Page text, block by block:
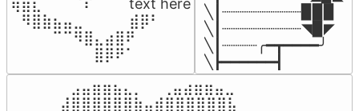
⠀⠻⣿⣷⣦⣤⣀⠀⠀⠀ ⠀⣾⡿⠃⠀
⠀⠀⠀⠀⠉⠉⠻⣿⣄⣴⣿⠟⠀⠀⠀
⠀⠀⠀⠀⠀⠀⠀⠀⣿⡿⠟⠁⠀⠀⠀
╲┃┈┈┈┈┈┈┈┈┈▉▉▉
╲┃┈┈┈┈┈┈┈┈┈◥▉◤
╲┃┈┈┈┈╭━┳━━━━╯
╲┣━━━━━━┫﻿
⠀⣠⣤⣶⣶⣦⣄⡀  ⠀⢀⣤⣴⣶⣶⣤⣀⠀
⣼⣿⣿⣿⣿⣿⣿⣷⣤⣾⣿⣿⣿⣿⣿⣿⣧